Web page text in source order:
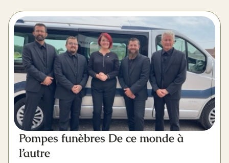
Pompes funèbres De ce monde à
l’autre